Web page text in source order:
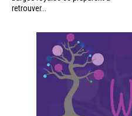
retrouver...